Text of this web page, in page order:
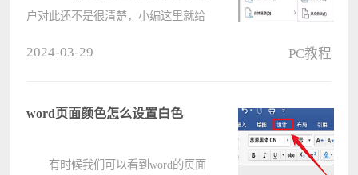
户对此还不是很清楚，小编这里就给
到一个文件夹中，然后在外面新
2024-03-29 PC教程
word页面颜色怎么设置白色
有时候我们可以看到word的页面